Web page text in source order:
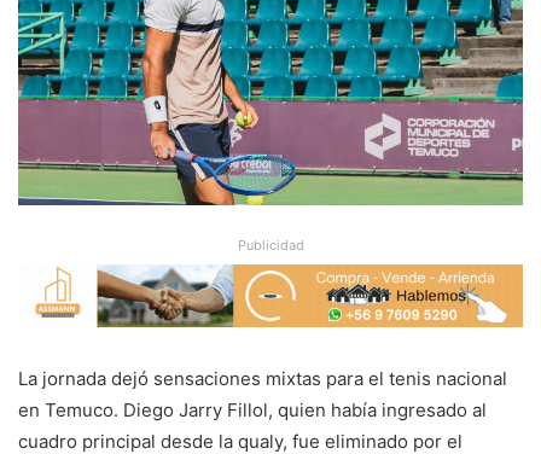
Publicidad
La jornada dejó sensaciones mixtas para el tenis nacional
en Temuco. Diego Jarry Fillol, quien había ingresado al
cuadro principal desde la qualy, fue eliminado por el